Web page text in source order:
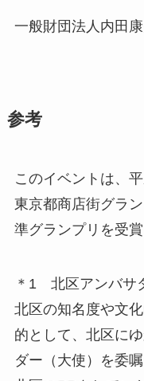
一般財団法人内田
参考
このイベントは、
東京都商店街グラ
準グランプリを受賞
＊1 北区アンバサ
北区の知名度や文
的として、北区に
ダー（大使）を委